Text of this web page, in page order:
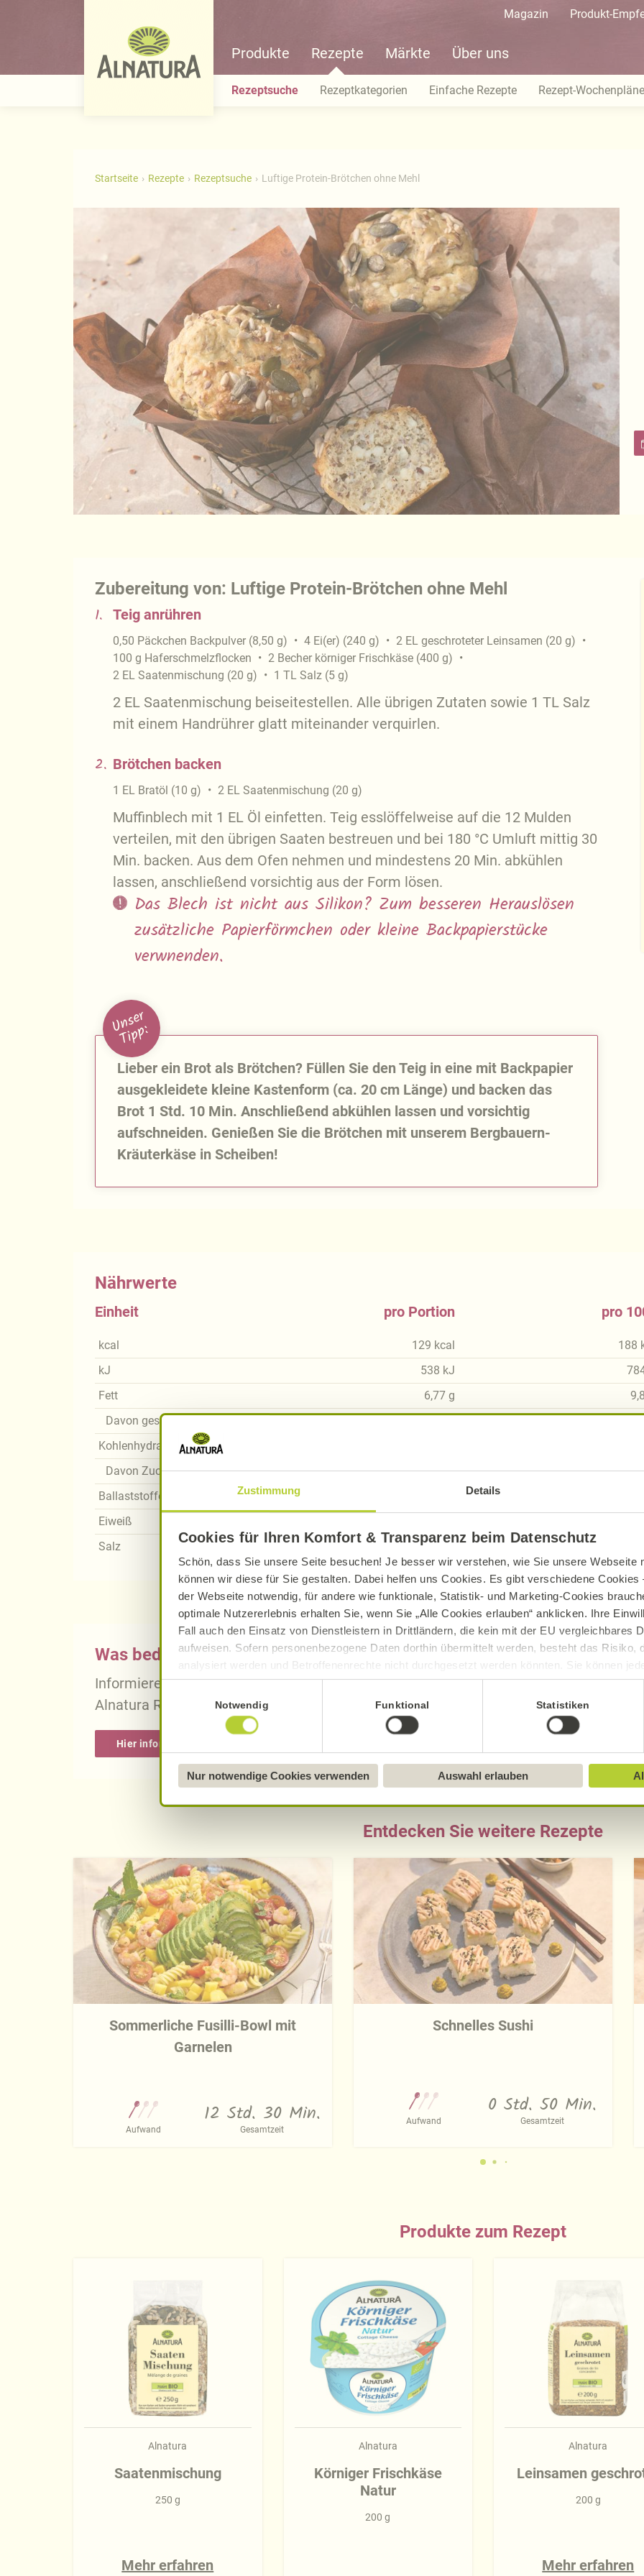
Zustimmung Details
Cookies für Ihren Komfort & Transparenz beim Datenschutz
Schön, dass Sie unsere Seite besuchen! Je besser wir verstehen, wie Sie unsere Webseite
können wir diese für Sie gestalten. Dabei helfen uns Cookies. Es gibt verschiedene Cookies
der Webseite notwendig, für andere wie funktionale, Statistik- und Marketing-Cookies
optimale Nutzererlebnis erhalten Sie, wenn Sie „Alle Cookies erlauben“ anklicken. Ihre
Fall auch den Einsatz von Dienstleistern in Drittländern, die kein mit der EU vergleichbares
aufweisen. Sofern personenbezogene Daten dorthin übermittelt werden, besteht das Risiko,
analysiert werden und Betroffenenrechte nicht durchgesetzt werden könnten. Sie können
Datenverarbeitung und -übermittlung widerrufen und Tools deaktivieren. Ausführliche
Datenschutzerklärung
Näheres über uns erfahren Sie in unseremImpressum
Notwendig Funktional Statistiken
Nur notwendige Cookies verwenden Auswahl erlauben
Magazin Produkt-
Produkte Rezepte Märkte Über uns
Rezeptsuche Rezeptkategorien Einfache Rezepte Rezept-Wochenpläne
Startseite Rezepte Rezeptsuche Luftige Protein-Brötchen ohne Mehl
Zubereitung von: Luftige Protein-Brötchen ohne Mehl
1. Teig anrühren
0,50 Päckchen Backpulver (8,50 g) 4 Ei(er) (240 g) 2 EL geschroteter Leinsamen (20 g)
100 g Haferschmelzflocken 2 Becher körniger Frischkäse (400 g)
2 EL Saatenmischung (20 g) 1 TL Salz (5 g)
2 EL Saatenmischung beiseitestellen. Alle übrigen Zutaten sowie 1 TL Salz
mit einem Handrührer glatt miteinander verquirlen.
2. Brötchen backen
1 EL Bratöl (10 g) 2 EL Saatenmischung (20 g)
Muffinblech mit 1 EL Öl einfetten. Teig esslöffelweise auf die 12 Mulden
verteilen, mit den übrigen Saaten bestreuen und bei 180 °C Umluft mittig 30
Min. backen. Aus dem Ofen nehmen und mindestens 20 Min. abkühlen
lassen, anschließend vorsichtig aus der Form lösen.
Das Blech ist nicht aus Silikon? Zum besseren Herauslösen
zusätzliche Papierförmchen oder kleine Backpapierstücke
verwnenden.
U
n
s
e
r
T
i
p
p
:
Lieber ein Brot als Brötchen? Füllen Sie den Teig in eine mit Backpapier
ausgekleidete kleine Kastenform (ca. 20 cm Länge) und backen das
Brot 1 Std. 10 Min. Anschließend abkühlen lassen und vorsichtig
aufschneiden. Genießen Sie die Brötchen mit unserem Bergbauern-
Kräuterkäse in Scheiben!
Nährwerte
Einheit
kcal
kJ
Fett
Davon gesättigte Fettsäuren
Kohlenhydrate
Davon Zucker
Ballaststoffe
Eiweiß
Salz
pro Portion
129 kcal
538 kJ
6,77 g
1,65g
0,67g
pro
188
Was bedeutet vegan, vegetarisch, gluten- und laktosefrei bei Alnatura
Informieren Sie sich über die genaue Erklärung der Kennzeichnung von veganen,
Alnatura Rezepten.
Hier informieren
Entdecken Sie weitere Rezepte
Sommerliche Fusilli-Bowl mit
Garnelen
Aufwand
12 Std. 30 Min.
Gesamtzeit
Schnelles Sushi
Aufwand
0 Std. 50 Min.
Gesamtzeit
Produkte zum Rezept
Alnatura
Saatenmischung
250 g
Mehr erfahren
Alnatura
Körniger Frischkäse
Natur
200 g
Alnatura
Leinsamen
200 g
Mehr erfahren